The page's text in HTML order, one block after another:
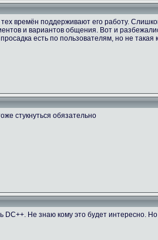
времён поддерживают его работу.
и вариантов общения. Вот и
есть по пользователям, но не такая
стукнуться обязательно
DC++. Не знаю кому это будет интересно.